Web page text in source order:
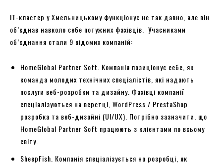
ІТ-кластер у Хмельницькому функціонує не так давно, але він
об’єднав навколо себе потужних фахівців. Учасниками
об’єднання стали 9 відомих компаній:
HomeGlobal Partner Soft. Компанія позиціонує себе, як
команда молодих технічних спеціалістів, які надають
послуги веб-розробки та дизайну. Фахівці компанії
спеціалізуються на верстці, WordPress / PrestaShop
розробка та веб-дизайні (UI/UX). Потрібно зазначити, що
HomeGlobal Partner Soft працюють з клієнтами по всьому
світу.
SheepFish. Компанія спеціалізується на розробці, як